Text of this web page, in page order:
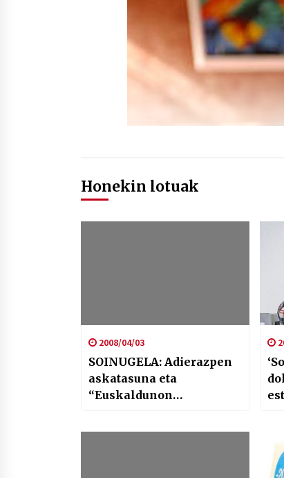
Honekin lotuak
2008/04/03
SOINUGELA: Adierazpen
askatasuna eta
“Euskaldunon